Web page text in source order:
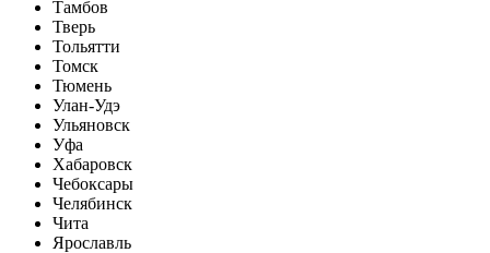
Тамбов
Тверь
Тольятти
Томск
Тюмень
Улан-Удэ
Ульяновск
Уфа
Хабаровск
Чебоксары
Челябинск
Чита
Ярославль